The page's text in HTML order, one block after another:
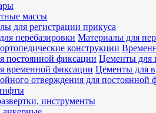
массы
для регистрации прикуса
Материалы для
Цементы для
Цементы для
инструменты